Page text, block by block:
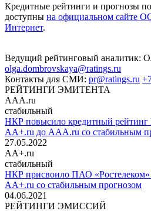
Кредитные рейтинги и прогнозы
доступны на официальном сайте
Интернет.
Ведущий рейтинговый аналитик:
olga.dombrovskaya@ratings.ru
Контакты для СМИ: pr@ratings.ru
РЕЙТИНГИ ЭМИТЕНТА
AAA.ru
стабильный
НКР повысило кредитный рейтинг
AA+.ru до AAA.ru со стабильным
27.05.2022
AA+.ru
стабильный
НКР присвоило ПАО «Ростелеком»
AA+.ru со стабильным прогнозом
04.06.2021
РЕЙТИНГИ ЭМИССИЙ